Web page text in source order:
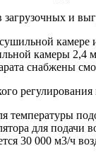
загрузочных и
камеры 2,4
снабжены
регулирования
для
30 000 м3/ч